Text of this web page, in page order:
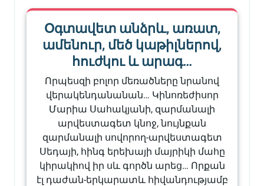
Օգտավետ անձրև, առատ,
ամենուր, մեծ կաթիլներով,
հուժկու և արագ…
Որպեսզի բոլոր մեռածները նրանով
վերակենդանանան… Կինոռեժիսոր
Մարիա Սահակյանի, զարմանալի
արվեստագետ կնոջ, նույնքան
զարմանալի սովորող-արվեստագետ
Սեդայի, հինգ երեխայի մայրիկի մահը
կիրակիով իր սև գործն արեց… Որքան
էլ դաժան-երկարատև հիվանդությամբ